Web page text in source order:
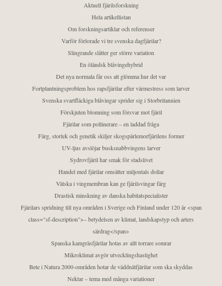
Aktuell fjärilsforskning
Hela artikellistan
Om forskningsartiklar och referenser
Varför förlorade vi tre svenska dagfjärilar?
Slingrande slåtter ger större variation
En öländsk blåvingehybrid
Det nya normala får oss att glömma hur det var
Fortplantningsproblem hos rapsfjärilar efter värmestress som larver
Svenska svartfläckiga blåvingar sprider sig i Storbritannien
Förskjuten blomning som försvar mot fjäril
Fjärilar som pollinerare – en laddad fråga
Färg, storlek och genetik skiljer skogspärlemorfjärilens former
UV-ljus avslöjar busksnabbvingens larver
Sydrovfjäril har smak för stadslivet
Handel med fjärilar omsätter miljontals dollar
Vätska i vingmembran kan ge fjärilsvingar färg
Drastisk minskning av danska habitatspecialister
Fjärilars spridning till nya områden i Sverige och Finland under 120 år <span
class="sf-description">– betydelsen av klimat, landskapstyp och arters
särdrag</span>
Spanska kamgräsfjärilar hotas av allt torrare somrar
Mikroklimat avgör utvecklingshastighet
Bete i Natura 2000-områden hotar de väddnätfjärilar som ska skyddas
Nektar – tema med många variationer